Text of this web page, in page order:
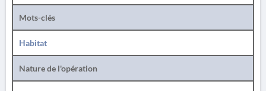
Mots-clés
Habitat
Nature de l'opération